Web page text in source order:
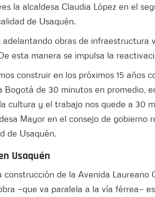
la alcaldesa Claudia López en el
de Usaquén.
obras de infraestructura
esta manera se impulsa la
construir en los próximos 15 años
Bogotá de 30 minutos en promedio,
cultura y el trabajo nos quede a 30
Mayor en el consejo de gobierno
de Usaquén.
Usaquén
construcción de la Avenida Laureano
—que va paralela a la vía férrea—